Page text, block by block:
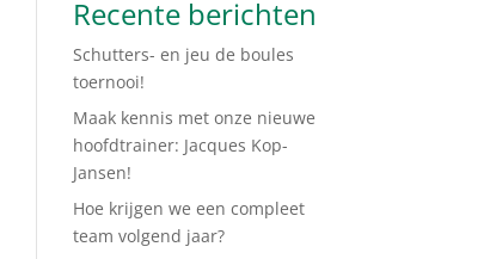
Recente berichten
Schutters- en jeu de boules
toernooi!
Maak kennis met onze nieuwe
hoofdtrainer: Jacques Kop-
Jansen!
Hoe krijgen we een compleet
team volgend jaar?